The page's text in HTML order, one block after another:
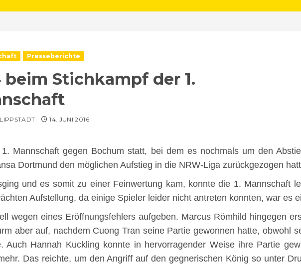
Presseberichte
beim Stichkampf der 1.
14. JUNI 2016
Mannschaft gegen Bochum statt, bei dem es nochmals um den
Dortmund den möglichen Aufstieg in die NRW-Liga zurückgezogen
und es somit zu einer Feinwertung kam, konnte die 1. Mannschaft
Aufstellung, da einige Spieler leider nicht antreten konnten, war es
wegen eines Eröffnungsfehlers aufgeben. Marcus Römhild hingegen
aber auf, nachdem Cuong Tran seine Partie gewonnen hatte, obwohl
Auch Hannah Kuckling konnte in hervorragender Weise ihre Partie
Das reichte, um den Angriff auf den gegnerischen König so unter